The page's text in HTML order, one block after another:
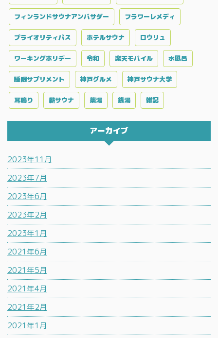
フィンランドサウナアンバサダー フラワーレメディ
プライオリティパス ホテルサウナ ロウリュ
ワーキングホリデー 令和 楽天モバイル 水風呂
睡眠サプリメント 神戸グルメ 神戸サウナ大学
耳鳴り 薪サウナ 薬湯 銭湯 雑記
アーカイブ
2023年11月
2023年7月
2023年6月
2023年2月
2023年1月
2021年6月
2021年5月
2021年4月
2021年2月
2021年1月